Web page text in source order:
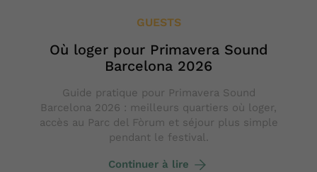
GUESTS
Où loger pour Primavera Sound
Barcelona 2026
Guide pratique pour Primavera Sound
Barcelona 2026 : meilleurs quartiers où loger,
accès au Parc del Fòrum et séjour plus simple
pendant le festival.
Continuer à lire